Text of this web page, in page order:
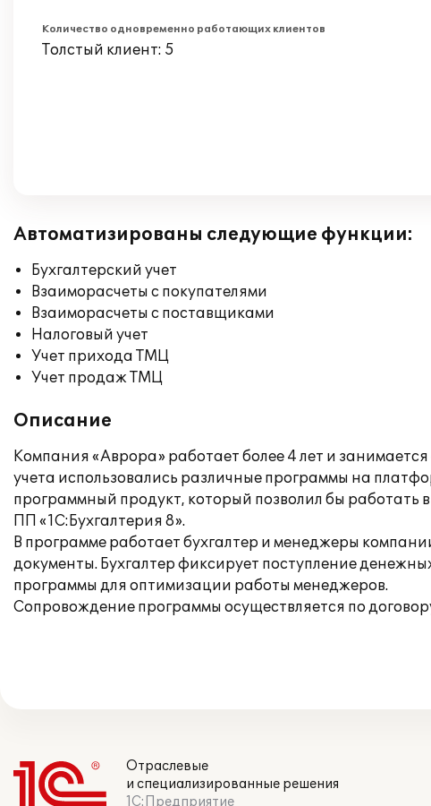
Количество одновременно работающих клиентов
Толстый клиент: 5
Автоматизированы следующие функции:
Бухгалтерский учет
Взаиморасчеты с покупателями
Взаиморасчеты с поставщиками
Налоговый учет
Учет прихода ТМЦ
Учет продаж ТМЦ
Описание
Компания «Аврора» работает более 4 лет и
учета использовались различные программы на
программный продукт, который позволил бы
ПП «1С:Бухгалтерия 8».
В программе работает бухгалтер и менеджеры
документы. Бухгалтер фиксирует поступление
программы для оптимизации работы менеджеров.
Сопровождение программы осуществляется по
Отраслевые
и специализированные решения
1С:Предприятие